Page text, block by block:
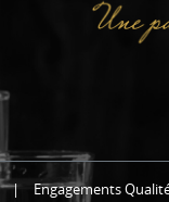
| Engagements